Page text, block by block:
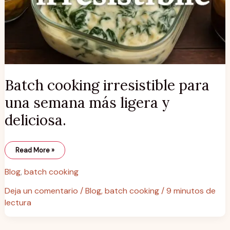
Batch cooking irresistible para
una semana más ligera y
deliciosa.
Read More »
Blog, batch cooking
Deja un comentario /Blog,batch cooking/9 minutos de
lectura